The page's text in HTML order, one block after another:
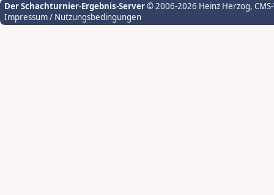
Der Schachturnier-Ergebnis-Server© 2006-2026 Heinz Herzog,
Impressum / Nutzungsbedingungen